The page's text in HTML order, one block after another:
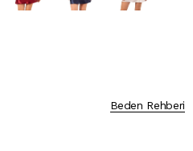
Beden Rehberi